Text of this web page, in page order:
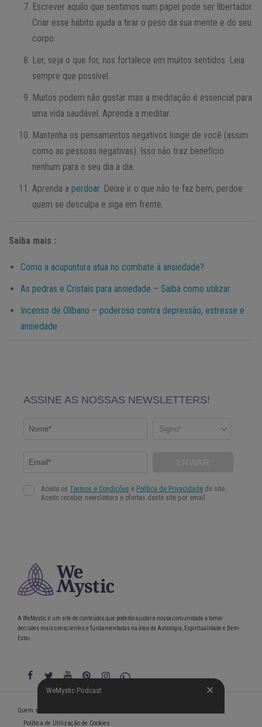
Escrever aquilo que sentimos num papel pode ser libertador.
Criar esse hábito ajuda a tirar o peso da sua mente e do seu
corpo.
Ler, seja o que for, nos fortalece em muitos sentidos. Leia
sempre que possível.
Muitos podem não gostar mas a meditação é essencial para
uma vida saudável. Aprenda a meditar.
Mantenha os pensamentos negativos longe de você (assim
como as pessoas negativas). Isso não traz benefício
nenhum para o seu dia a dia.
Aprenda a perdoar. Deixe ir o que não te faz bem, perdoe
quem se desculpa e siga em frente.
Saiba mais :
Como a acupuntura atua no combate à ansiedade?
As pedras e Cristais para ansiedade – Saiba como utilizar
Incenso de Olíbano – poderoso contra depressão, estresse e
ansiedade
WeMystic Podcast
A WeMystic é um site de conteúdos que poderão ajudar a nossa comunidade a tomar
decisões mais conscientes e fundamentadas na área da Astrologia, Espiritualidade e Bem-
Estar.
WeMystic Podcast
Quem somos
Política de Utilização de Cookies